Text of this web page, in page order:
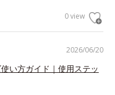
0 view
2026/06/20
い方ガイド｜使用ステッ